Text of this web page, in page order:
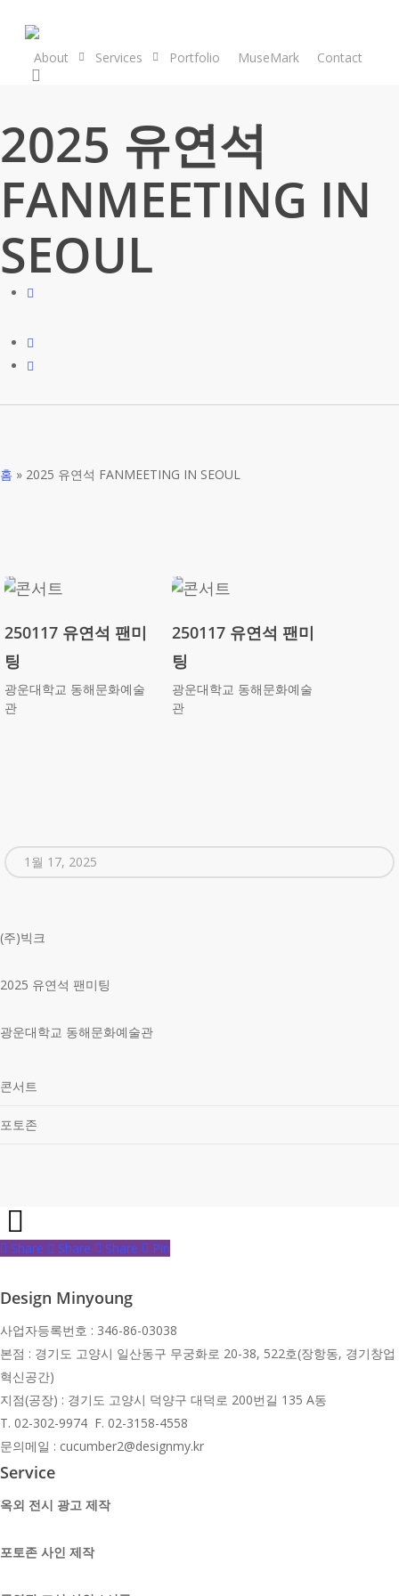
content
About Services Portfolio MuseMark Contact
2025 유연석
FANMEETING IN
SEOUL
홈 » 2025 유연석 FANMEETING IN SEOUL
250117 유연석 팬미
팅
광운대학교 동해문화예술
관
250117 유연석 팬미
팅
광운대학교 동해문화예술
관
1월 17, 2025
(주)빅크
2025 유연석 팬미팅
광운대학교 동해문화예술관
콘서트
포토존
Share
Share
Share Share Pin
Design Minyoung
사업자등록번호 : 346-86-03038
본점 : 경기도 고양시 일산동구 무궁화로 20-38, 522호(장항동, 경기창업
혁신공간)
지점(공장) : 경기도 고양시 덕양구 대덕로 200번길 135 A동
T. 02-302-9974 F. 02-3158-4558
문의메일 : cucumber2@designmy.kr
Service
옥외 전시 광고 제작
포토존 사인 제작